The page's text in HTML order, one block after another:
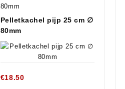
80mm
Pelletkachel pijp 25 cm ∅
80mm
€18.50